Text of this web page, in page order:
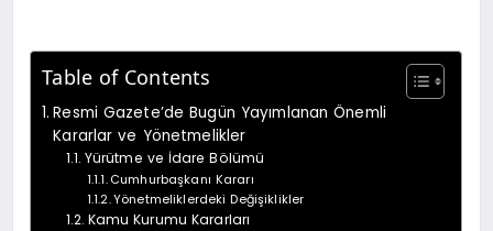
Table of Contents
Resmi Gazete’de Bugün Yayımlanan Önemli
Kararlar ve Yönetmelikler
Yürütme ve İdare Bölümü
Cumhurbaşkanı Kararı
Yönetmeliklerdeki Değişiklikler
Kamu Kurumu Kararları